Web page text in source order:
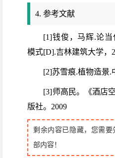
4. 参考文献
[1]钱俊，马辉.论
模式[D].吉林建筑大学，
[2]苏雪痕.植物造景.
[3]师高民。《酒店
版社。2009
剩余内容已隐藏，您需
部内容！